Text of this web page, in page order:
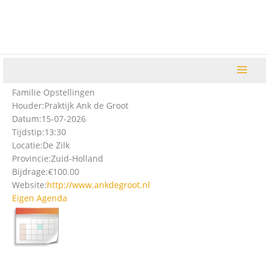
Familie Opstellingen
Houder:Praktijk Ank de Groot
Datum:15-07-2026
Tijdstip:13:30
Locatie:De Zilk
Provincie:Zuid-Holland
Bijdrage:€100.00
Website:http://www.ankdegroot.nl
Eigen Agenda